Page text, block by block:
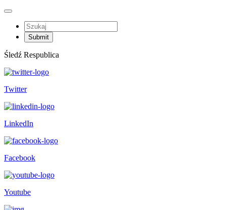
Śledź Respublica
Twitter
LinkedIn
Facebook
Youtube